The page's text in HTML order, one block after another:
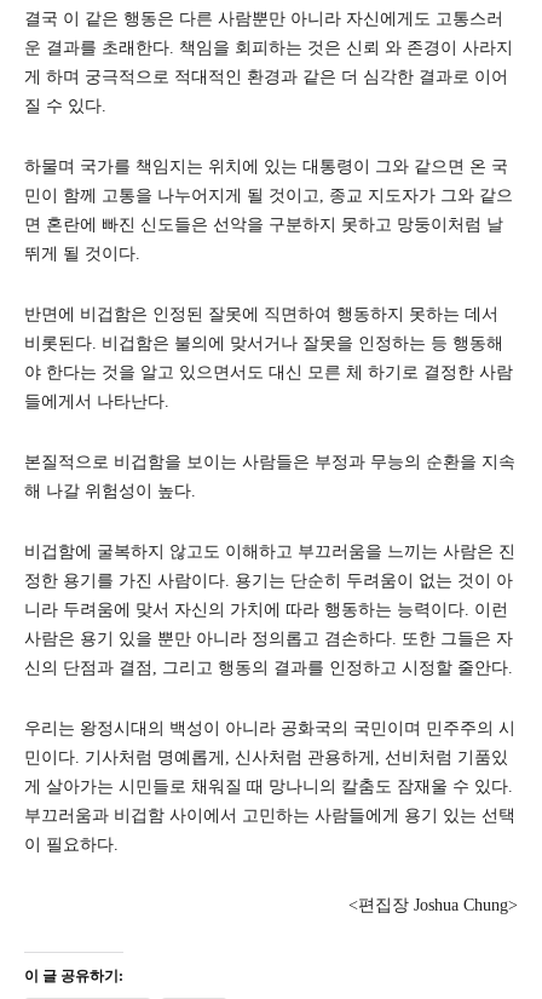
결국 이 같은 행동은 다른 사람뿐만 아니라 자신에게도 고통스러
운 결과를 초래한다. 책임을 회피하는 것은 신뢰 와 존경이 사라지
게 하며 궁극적으로 적대적인 환경과 같은 더 심각한 결과로 이어
질 수 있다.
하물며 국가를 책임지는 위치에 있는 대통령이 그와 같으면 온 국
민이 함께 고통을 나누어지게 될 것이고, 종교 지도자가 그와 같으
면 혼란에 빠진 신도들은 선악을 구분하지 못하고 망둥이처럼 날
뛰게 될 것이다.
반면에 비겁함은 인정된 잘못에 직면하여 행동하지 못하는 데서
비롯된다. 비겁함은 불의에 맞서거나 잘못을 인정하는 등 행동해
야 한다는 것을 알고 있으면서도 대신 모른 체 하기로 결정한 사람
들에게서 나타난다.
본질적으로 비겁함을 보이는 사람들은 부정과 무능의 순환을 지속
해 나갈 위험성이 높다.
비겁함에 굴복하지 않고도 이해하고 부끄러움을 느끼는 사람은 진
정한 용기를 가진 사람이다. 용기는 단순히 두려움이 없는 것이 아
니라 두려움에 맞서 자신의 가치에 따라 행동하는 능력이다. 이런
사람은 용기 있을 뿐만 아니라 정의롭고 겸손하다. 또한 그들은 자
신의 단점과 결점, 그리고 행동의 결과를 인정하고 시정할 줄안다.
우리는 왕정시대의 백성이 아니라 공화국의 국민이며 민주주의 시
민이다. 기사처럼 명예롭게, 신사처럼 관용하게, 선비처럼 기품있
게 살아가는 시민들로 채워질 때 망나니의 칼춤도 잠재울 수 있다.
부끄러움과 비겁함 사이에서 고민하는 사람들에게 용기 있는 선택
이 필요하다.
<편집장 Joshua Chung>
이 글 공유하기: